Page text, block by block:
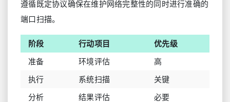
遵循既定协议确保在维护网络完整性的同时进行准确的
端口扫描。
阶段 行动项目
优先级
准备
环境评估
高
执行
系统扫描
关键
分析
结果评估 必要